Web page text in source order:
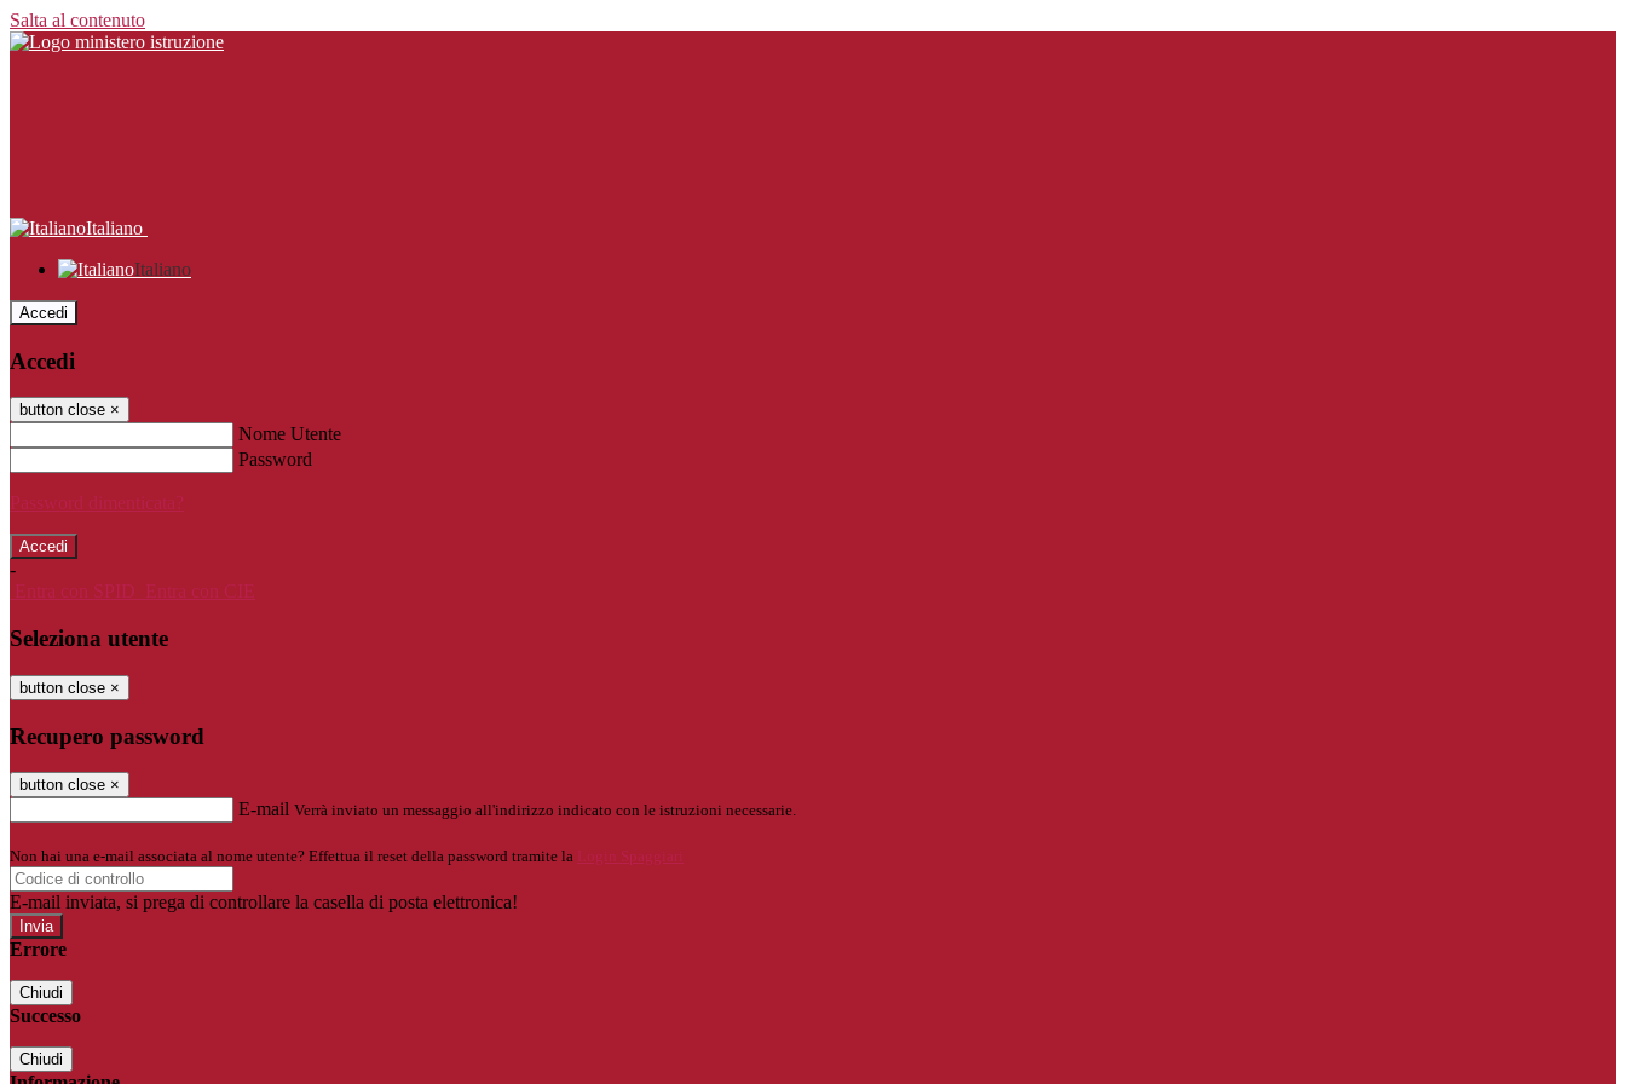
Salta al contenuto
Italiano
Italiano
Accedi
Accedi
button close ×
Nome Utente
Password
Password dimenticata?
-
Entra con SPID
Entra con CIE
Seleziona utente
button close ×
Recupero password
button close ×
E-mail Verrà inviato un messaggio all'indirizzo indicato con le istruzioni necessarie.
Non hai una e-mail associata al nome utente? Effettua il reset della password tramite la Login Spaggiari
E-mail inviata, si prega di controllare la casella di posta elettronica!
Errore
Chiudi
Successo
Chiudi